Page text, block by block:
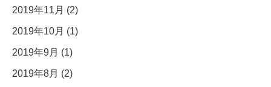
2019年11月 (2)
2019年10月 (1)
2019年9月 (1)
2019年8月 (2)